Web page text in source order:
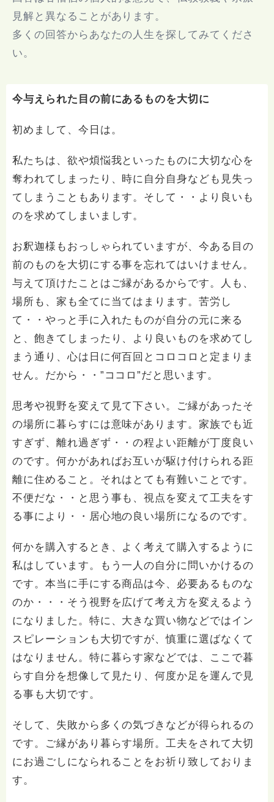
見解と異なることがあります。
多くの回答からあなたの人生を探してみてくださ
い。
今与えられた目の前にあるものを大切に
初めまして、今日は。
私たちは、欲や煩悩我といったものに大切な心を
奪われてしまったり、時に自分自身なども見失っ
てしまうこともあります。そして・・より良いも
のを求めてしまいましす。
お釈迦様もおっしゃられていますが、今ある目の
前のものを大切にする事を忘れてはいけません。
与えて頂けたことはご縁があるからです。人も、
場所も、家も全てに当てはまります。苦労し
て・・やっと手に入れたものが自分の元に来る
と、飽きてしまったり、より良いものを求めてし
まう通り、心は日に何百回とコロコロと定まりま
せん。だから・・”ココロ”だと思います。
思考や視野を変えて見て下さい。ご縁があったそ
の場所に暮らすには意味があります。家族でも近
すぎず、離れ過ぎず・・の程よい距離が丁度良い
のです。何かがあればお互いが駆け付けられる距
離に住めること。それはとても有難いことです。
不便だな・・と思う事も、視点を変えて工夫をす
る事により・・居心地の良い場所になるのです。
何かを購入するとき、よく考えて購入するように
私はしています。もう一人の自分に問いかけるの
です。本当に手にする商品は今、必要あるものな
のか・・・そう視野を広げて考え方を変えるよう
になりました。特に、大きな買い物などではイン
スピレーションも大切ですが、慎重に選ばなくて
はなりません。特に暮らす家などでは、ここで暮
らす自分を想像して見たり、何度か足を運んで見
る事も大切です。
そして、失敗から多くの気づきなどが得られるの
です。ご縁があり暮らす場所。工夫をされて大切
にお過ごしになられることをお祈り致しておりま
す。